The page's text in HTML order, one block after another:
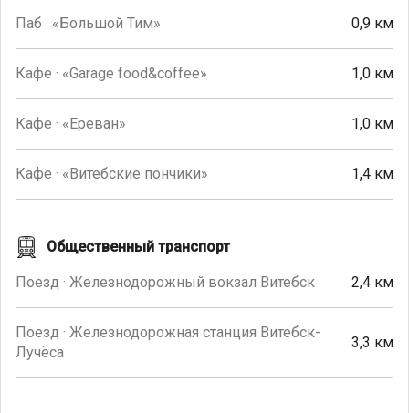
Паб · «Большой Тим» 0,9 км
Кафе · «Garage food&coffee» 1,0 км
Кафе · «Ереван» 1,0 км
Кафе · «Витебские пончики» 1,4 км
Общественный транспорт
Поезд · Железнодорожный вокзал Витебск 2,4 км
Поезд · Железнодорожная станция Витебск-
Лучёса
3,3 км